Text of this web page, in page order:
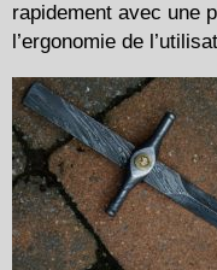
rapidement avec une
l’ergonomie de